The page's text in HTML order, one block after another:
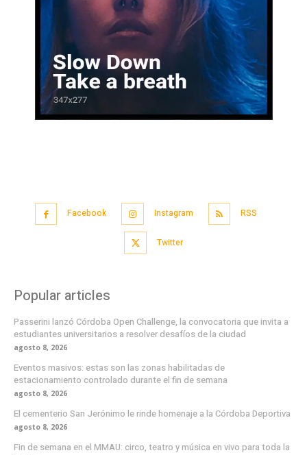
Facebook Instagram RSS
Twitter
Popular articles
Passerini lanzó Córdoba Open Challenge, la convocatoria que invita a
estudiantes universitarios a resolver desafíos de la ciudad
agosto 8, 2026
Eventos masivos: estas son las zonas habilitadas de
estacionamiento controlado durante el fin de semana
agosto 8, 2026
El cementerio San Jerónimo le rinde homenaje a la Córdoba Deportiva
agosto 8, 2026
Fin de semana en el MMAU: circo, teatro y música en vivo para toda la